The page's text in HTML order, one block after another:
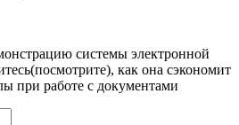
системы электронной
как она сэкономит
при работе с документами